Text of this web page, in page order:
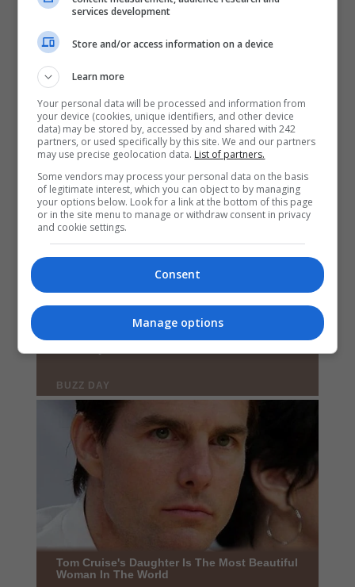
services development
Store and/or access information on a device
Learn more
Your personal data will be processed and information from
your device (cookies, unique identifiers, and other device
data) may be stored by, accessed by and shared with 242
partners, or used specifically by this site. We and our partners
may use precise geolocation data. List of partners.
Some vendors may process your personal data on the basis
of legitimate interest, which you can object to by managing
your options below. Look for a link at the bottom of this page
or in the site menu to manage or withdraw consent in privacy
and cookie settings.
Consent
Manage options